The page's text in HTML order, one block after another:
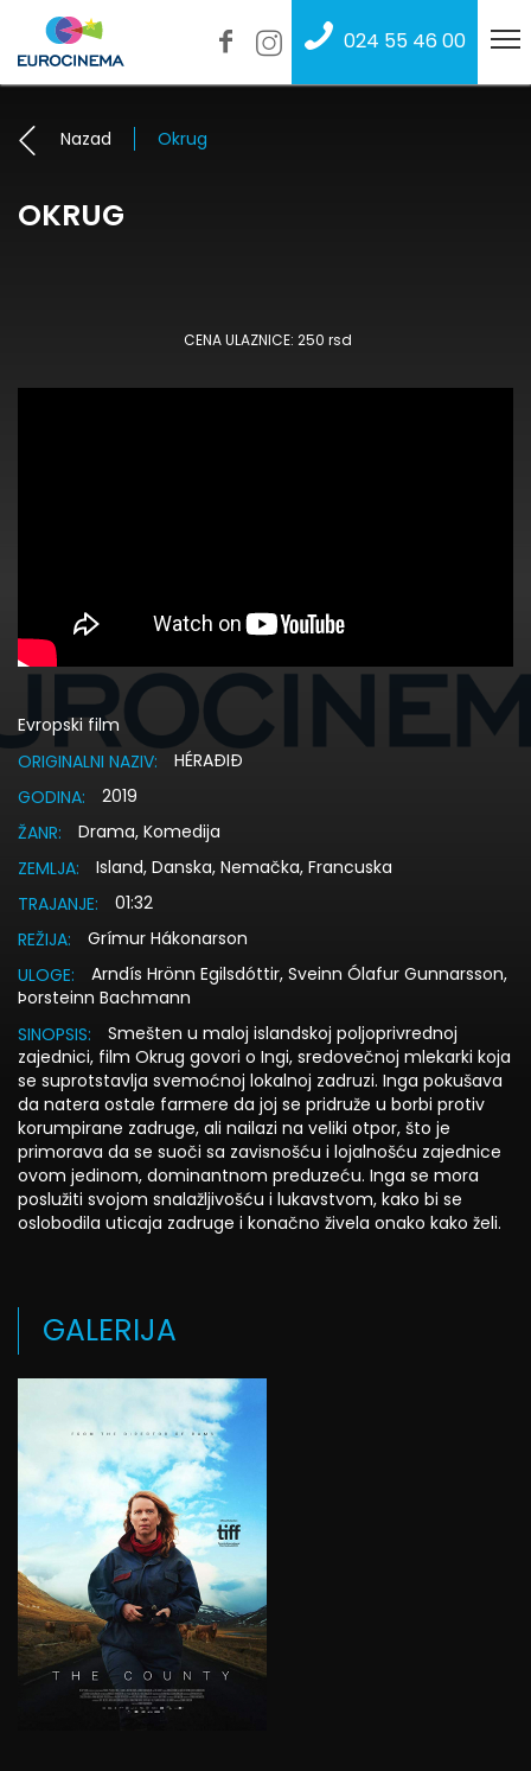
024 55 46 00
Nazad Okrug
OKRUG
CENA ULAZNICE: 250 rsd
Evropski film
ORIGINALNI NAZIV:
HÉRAÐIÐ
GODINA:
2019
ŽANR:
Drama, Komedija
ZEMLJA:
Island, Danska, Nemačka, Francuska
TRAJANJE:
01:32
REŽIJA:
Grímur Hákonarson
ULOGE:
Arndís Hrönn Egilsdóttir, Sveinn Ólafur Gunnarsson,
Þorsteinn Bachmann
SINOPSIS:
Smešten u maloj islandskoj poljoprivrednoj
zajednici, film Okrug govori o Ingi, sredovečnoj mlekarki koja
se suprotstavlja svemoćnoj lokalnoj zadruzi. Inga pokušava
da natera ostale farmere da joj se pridruže u borbi protiv
korumpirane zadruge, ali nailazi na veliki otpor, što je
primorava da se suoči sa zavisnošću i lojalnošću zajednice
ovom jedinom, dominantnom preduzeću. Inga se mora
poslužiti svojom snalažljivošću i lukavstvom, kako bi se
oslobodila uticaja zadruge i konačno živela onako kako želi.
GALERIJA